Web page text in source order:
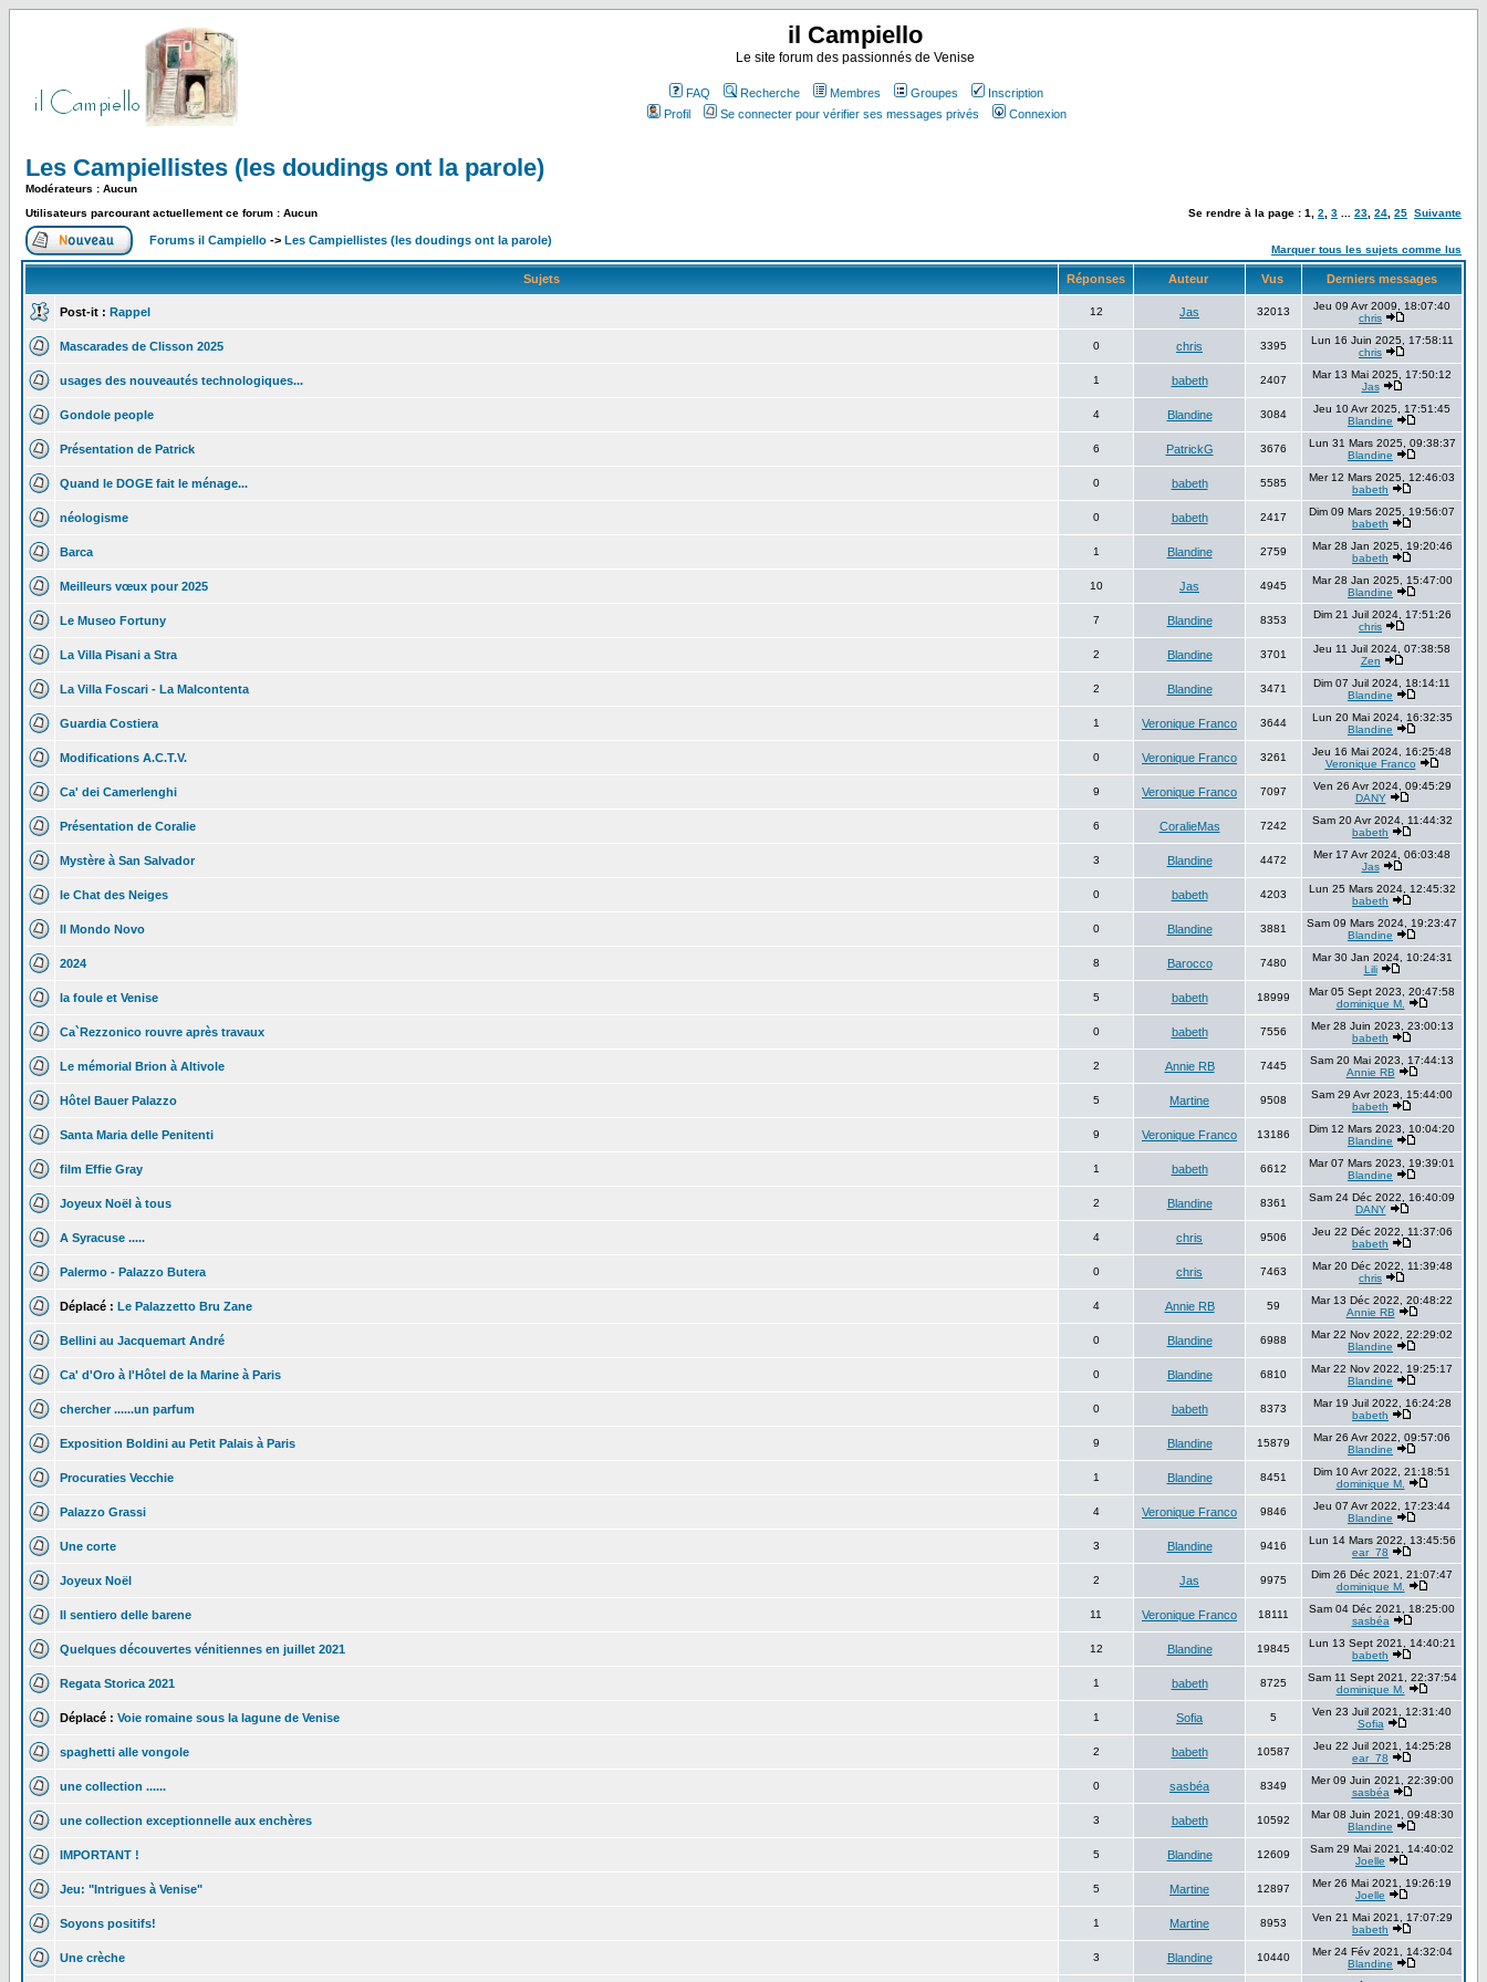
il Campiello
Le site forum des passionnés de Venise
FAQ Recherche Membres Groupes
Inscription
Profil
Se connecter pour vérifier ses messages privés Connexion
Les Campiellistes (les doudings ont la parole)
Modérateurs : Aucun
Utilisateurs parcourant actuellement ce forum : Aucun
Se rendre à la page : 1 2 3 23 24 25 Suivante
Forums il Campiello -> Les Campiellistes (les doudings ont la parole)
Marquer tous les sujets comme lus
Sujets Réponses Auteur Vus Derniers messages
Post-it : Rappel 12 Jas 32013
Jeu 09 Avr 2009, 18:07:40
chris
Mascarades de Clisson 2025 0 chris 3395
Lun 16 Juin 2025, 17:58:11
chris
usages des nouveautés technologiques... 1 babeth 2407
Mar 13 Mai 2025, 17:50:12
Jas
Gondole people 4 Blandine 3084
Jeu 10 Avr 2025, 17:51:45
Blandine
Présentation de Patrick 6 PatrickG 3676
Lun 31 Mars 2025, 09:38:37
Blandine
Quand le DOGE fait le ménage... 0 babeth 5585
Mer 12 Mars 2025, 12:46:03
babeth
néologisme 0 babeth 2417
Dim 09 Mars 2025, 19:56:07
babeth
Barca 1 Blandine 2759
Mar 28 Jan 2025, 19:20:46
babeth
Meilleurs vœux pour 2025 10 Jas 4945
Mar 28 Jan 2025, 15:47:00
Blandine
Le Museo Fortuny 7 Blandine 8353
Dim 21 Juil 2024, 17:51:26
chris
La Villa Pisani a Stra 2 Blandine 3701
Jeu 11 Juil 2024, 07:38:58
Zen
La Villa Foscari - La Malcontenta 2 Blandine 3471
Dim 07 Juil 2024, 18:14:11
Blandine
Guardia Costiera 1 Veronique Franco 3644
Lun 20 Mai 2024, 16:32:35
Blandine
Modifications A.C.T.V. 0 Veronique Franco 3261
Jeu 16 Mai 2024, 16:25:48
Veronique Franco
Ca' dei Camerlenghi 9 Veronique Franco 7097
Ven 26 Avr 2024, 09:45:29
DANY
Présentation de Coralie 6 CoralieMas 7242
Sam 20 Avr 2024, 11:44:32
babeth
Mystère à San Salvador 3 Blandine 4472
Mer 17 Avr 2024, 06:03:48
Jas
le Chat des Neiges 0 babeth 4203
Lun 25 Mars 2024, 12:45:32
babeth
Il Mondo Novo 0 Blandine 3881
Sam 09 Mars 2024, 19:23:47
Blandine
2024 8 Barocco 7480
Mar 30 Jan 2024, 10:24:31
Lili
la foule et Venise 5 babeth 18999
Mar 05 Sept 2023, 20:47:58
dominique M.
Ca`Rezzonico rouvre après travaux 0 babeth 7556
Mer 28 Juin 2023, 23:00:13
babeth
Le mémorial Brion à Altivole 2 Annie RB 7445
Sam 20 Mai 2023, 17:44:13
Annie RB
Hôtel Bauer Palazzo 5 Martine 9508
Sam 29 Avr 2023, 15:44:00
babeth
Santa Maria delle Penitenti 9 Veronique Franco 13186
Dim 12 Mars 2023, 10:04:20
Blandine
film Effie Gray 1 babeth 6612
Mar 07 Mars 2023, 19:39:01
Blandine
Joyeux Noël à tous 2 Blandine 8361
Sam 24 Déc 2022, 16:40:09
DANY
A Syracuse ..... 4 chris 9506
Jeu 22 Déc 2022, 11:37:06
babeth
Palermo - Palazzo Butera 0 chris 7463
Mar 20 Déc 2022, 11:39:48
chris
Déplacé : Le Palazzetto Bru Zane 4 Annie RB 59
Mar 13 Déc 2022, 20:48:22
Annie RB
Bellini au Jacquemart André 0 Blandine 6988
Mar 22 Nov 2022, 22:29:02
Blandine
Ca' d'Oro à l'Hôtel de la Marine à Paris 0 Blandine 6810
Mar 22 Nov 2022, 19:25:17
Blandine
chercher ......un parfum 0 babeth 8373
Mar 19 Juil 2022, 16:24:28
babeth
Exposition Boldini au Petit Palais à Paris 9 Blandine 15879
Mar 26 Avr 2022, 09:57:06
Blandine
Procuraties Vecchie 1 Blandine 8451
Dim 10 Avr 2022, 21:18:51
dominique M.
Palazzo Grassi 4 Veronique Franco 9846
Jeu 07 Avr 2022, 17:23:44
Blandine
Une corte 3 Blandine 9416
Lun 14 Mars 2022, 13:45:56
ear_78
Joyeux Noël 2 Jas 9975
Dim 26 Déc 2021, 21:07:47
dominique M.
Il sentiero delle barene 11 Veronique Franco 18111
Sam 04 Déc 2021, 18:25:00
sasbéa
Quelques découvertes vénitiennes en juillet 2021 12 Blandine 19845
Lun 13 Sept 2021, 14:40:21
babeth
Regata Storica 2021 1 babeth 8725
Sam 11 Sept 2021, 22:37:54
dominique M.
Déplacé : Voie romaine sous la lagune de Venise 1 Sofia 5
Ven 23 Juil 2021, 12:31:40
Sofia
spaghetti alle vongole 2 babeth 10587
Jeu 22 Juil 2021, 14:25:28
ear_78
une collection ...... 0 sasbéa 8349
Mer 09 Juin 2021, 22:39:00
sasbéa
une collection exceptionnelle aux enchères 3 babeth 10592
Mar 08 Juin 2021, 09:48:30
Blandine
IMPORTANT ! 5 Blandine 12609
Sam 29 Mai 2021, 14:40:02
Joelle
Jeu: "Intrigues à Venise" 5 Martine 12897
Mer 26 Mai 2021, 19:26:19
Joelle
Soyons positifs! 1 Martine 8953
Ven 21 Mai 2021, 17:07:29
babeth
Une crèche 3 Blandine 10440
Mer 24 Fév 2021, 14:32:04
Blandine